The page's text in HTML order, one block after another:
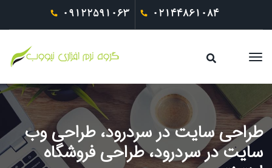
09122591063 02144861084
طراحی سایت در سردرود، طراحی وب
سایت در سردرود، طراحی فروشگاه